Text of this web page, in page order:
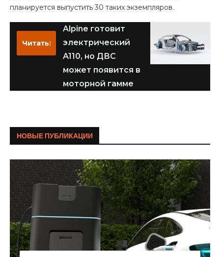
планируется выпустить 30 таких экземпляров.
Читать:
Alpine готовит
электрический
A110, но ДВС
может появится в
моторной гамме
НОВЫЕ ПУБЛИКАЦИИ